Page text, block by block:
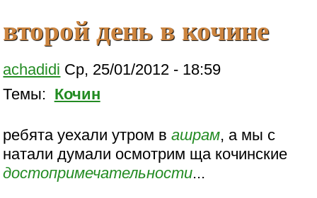
второй день в кочине
achadidi Ср, 25/01/2012 - 18:59
Темы: Кочин
ребята уехали утром вашрам, а мы с
натали думали осмотрим ща кочинские
достопримечательности...